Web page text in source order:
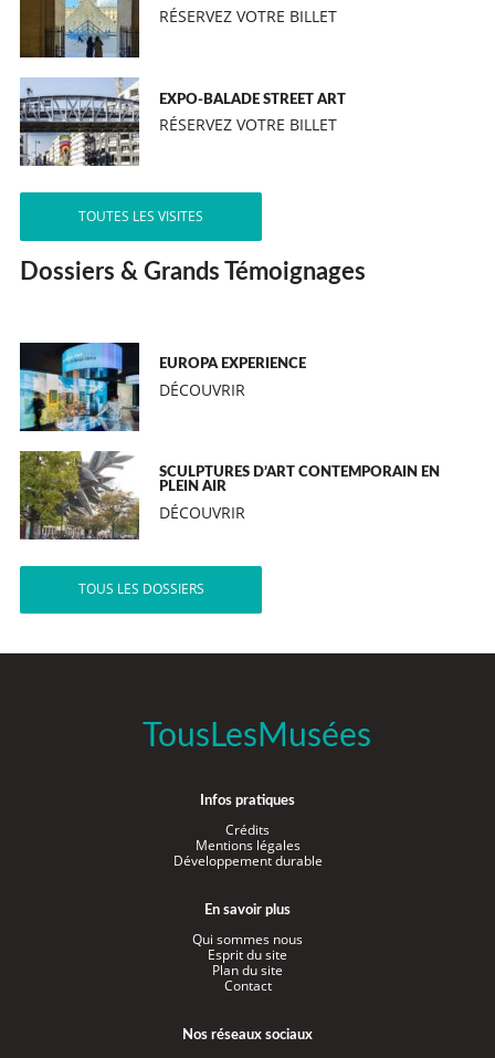
RÉSERVEZ VOTRE BILLET
EXPO-BALADE STREET ART
RÉSERVEZ VOTRE BILLET
TOUTES LES VISITES
Dossiers & Grands Témoignages
EUROPA EXPERIENCE
DÉCOUVRIR
SCULPTURES D’ART CONTEMPORAIN EN
PLEIN AIR
DÉCOUVRIR
TOUS LES DOSSIERS
TousLesMusées
Infos pratiques
Crédits
Mentions légales
Développement durable
En savoir plus
Qui sommes nous
Esprit du site
Plan du site
Contact
Nos réseaux sociaux